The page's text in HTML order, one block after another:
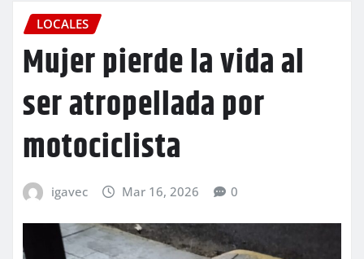
LOCALES
Mujer pierde la vida al
ser atropellada por
motociclista
igavec Mar 16, 2026 0